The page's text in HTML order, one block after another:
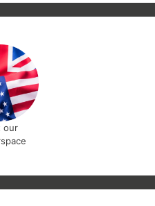
our